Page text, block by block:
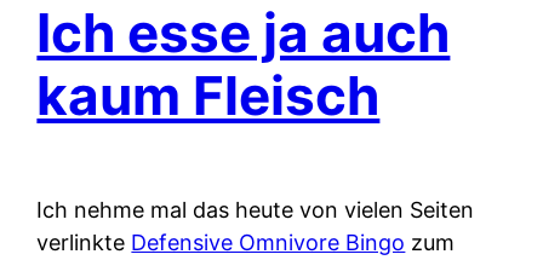
Ich esse ja auch
kaum Fleisch
Ich nehme mal das heute von vielen Seiten
verlinkte Defensive Omnivore Bingo zum